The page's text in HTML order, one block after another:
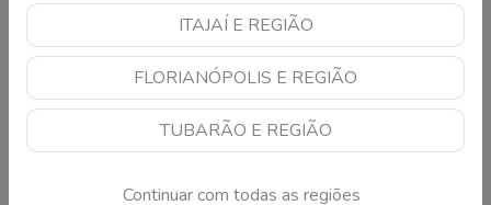
ITAJAÍ E REGIÃO
FLORIANÓPOLIS E REGIÃO
TUBARÃO E REGIÃO
Continuar com todas as regiões
Documentos antigos:
como descartar papéis
com segurança e reciclar
do jeito certo
Continue lendo
Mega-Sena pode pagar